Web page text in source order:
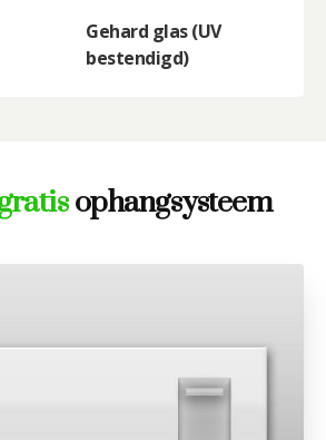
Gehard glas (UV
bestendigd)
ophangsysteem